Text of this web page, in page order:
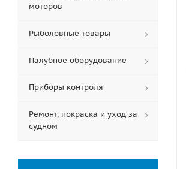
моторов
Рыболовные товары
Палубное оборудование
Приборы контроля
Ремонт, покраска и уход за
судном